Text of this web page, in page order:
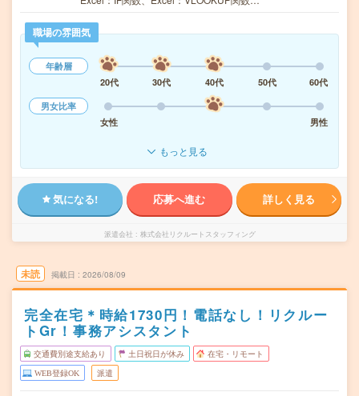
職場の雰囲気
年齢層
20代
30代 40代 50代
60代
男女比率
女性
男性
もっと見る
気になる! 応募へ進む 詳しく見る
派遣会社 株式会社リクルートスタッフィング
未読 掲載日 2026/08/09
完全在宅＊時給1730円！電話なし！リクルー
トGr！事務アシスタント
交通費別途支給あり 土日祝日が休み 在宅・リモート
WEB登録OK 派遣